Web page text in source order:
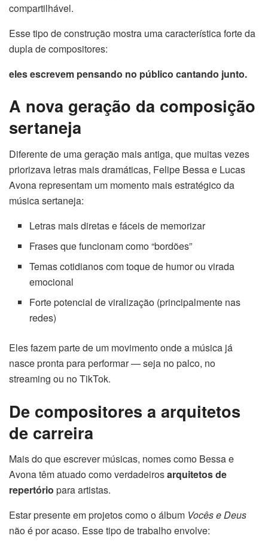
compartilhável.
Esse tipo de construção mostra uma característica forte da
dupla de compositores:
eles escrevem pensando no público cantando junto.
A nova geração da composição
sertaneja
Diferente de uma geração mais antiga, que muitas vezes
priorizava letras mais dramáticas, Felipe Bessa e Lucas
Avona representam um momento mais estratégico da
música sertaneja:
Letras mais diretas e fáceis de memorizar
Frases que funcionam como “bordões”
Temas cotidianos com toque de humor ou virada
emocional
Forte potencial de viralização (principalmente nas
redes)
Eles fazem parte de um movimento onde a música já
nasce pronta para performar — seja no palco, no
streaming ou no TikTok.
De compositores a arquitetos
de carreira
Mais do que escrever músicas, nomes como Bessa e
Avona têm atuado como verdadeirosarquitetos de
repertório para artistas.
Estar presente em projetos como o álbum Vocês e Deus
não é por acaso. Esse tipo de trabalho envolve: